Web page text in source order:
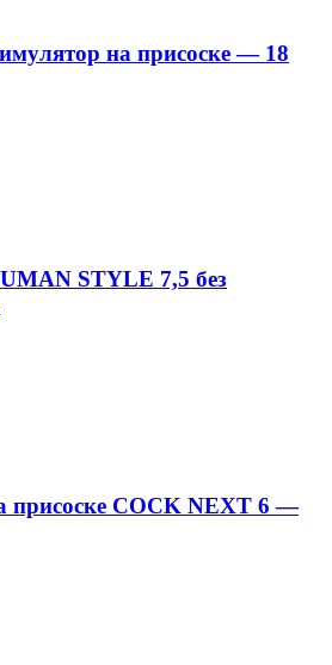
на присоске — 18
STYLE 7,5 без
присоске COCK NEXT 6 —